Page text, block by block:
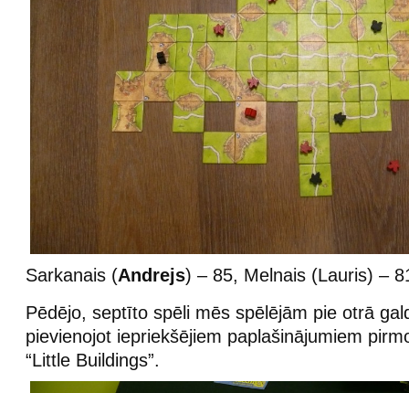
Sarkanais (Andrejs) – 85, Melnais (Lauris) –
Pēdējo, septīto spēli mēs spēlējām pie otrā
pievienojot iepriekšējiem paplašinājumiem
“Little Buildings”.